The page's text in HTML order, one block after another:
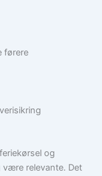
førere
og
relevante. Det